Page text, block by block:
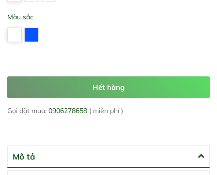
Màu sắc
Hết hàng
Gọi đặt mua: 0906278658 ( miễn phí )
Mô tả